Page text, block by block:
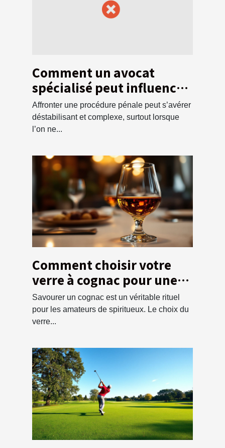
Comment un avocat
spécialisé peut influencer
l'issue d'une affaire
pénale ?
Affronter une procédure pénale peut s’avérer
déstabilisant et complexe, surtout lorsque
l’on ne...
Comment choisir votre
verre à cognac pour une
dégustation optimale ?
Savourer un cognac est un véritable rituel
pour les amateurs de spiritueux. Le choix du
verre...